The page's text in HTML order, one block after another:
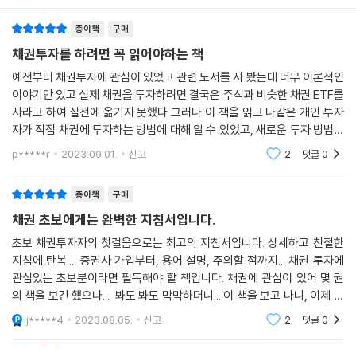
② 회사가 주식이 아닌 채권을 발행하는 이유
③ 선순위와 후순위
5 조건부자본증권
① 신종자본증권
② 후순위 코코본드
6 ‘채권 종류’ 표시 내용의 특징
① 상환일이 아닌 중도 매도를 가정한 채권투자
② 잔여 상환일이 많이 남은 채권
③ 주식시장에 상장되어 있지 않은 회사의 채권
④ 신용등급은 좋은데 재무제표가 좋지 않은 채권
⑤ 채권 매수 후 신용등급 또는 가격이 내려간다면?
⑥ 현금 보유의 필요성
한 문제로 인해서 채권에 정리매매가 진행되는 상황이라면 위에 설명한 내
용과는 전혀 다른 판단 기준을 적용해야 할 것이다. 이런 경우에는 회사의
남은 자산에 따라 채권의 액면가 10,000원 중 얼마의 금액을 회수할 수 있
는지(청산가치)를 판단해야 한다. 그 판단에 따라 채권을 계속 보유할지,
현재 정리매매되는 시장가격에 채권을 매도할지를 결정한다.
--- p.201
Q6 포프리라이프 님은 채권투자 시 이자뿐만 아니라 중도 매매에 따른 수
A 저는 기본적으로 확정수익률을 기준으로 한 상환일까지의 투자를 상정
하고 채권투자를 진행하고 있습니다. 상환일까지 해당 채권을 무조건 보유
한다는 생각으로 몇 개의 후보를 선택하여 그중에서 확정수익률이 마음에
들면 투자하고, 확정수익률이 마음에 들지 않는다면 투자자금을 그냥 현금
으로 가지고 있거나 아예 다른 투자 수단으로 눈을 돌리고 있다는 뜻입니
다. 이와 같은 방법이 가장 기본적이고 가장 안전한 채권투자 방법입니다.
물론 예외도 있습니다. 상환일까지 보유할 생각으로 투자하지만, 투자했던
채권 대부분이 중도에 가격이 더 많이 올라갔습니다. 이에 따라서 확정수
매도 및 매수할 수도 있지만 예금, 적금처럼 상환일까지 가져가기만 하면
원금은 보장받는 시스템이다. 즉 회사가 망하지 않는 한 원금과 더불어 채
권 이자를 주기적으로 받을 수 있다. 예금, 적금보다 높은 금리로 말이다.
이것이 저자가 말하는 안전하게 높은 수익률을 누릴 수 있는 투자법이다.
개인투자자로서 산전수전을 겪었기에 노하우를 곁들인 개인투자자에 맞
춘 투자법을 소개해 준다는 게 이 책의 특징이다. 채권을 매수할 때 무엇을
계산기는 어떻게 사용하는지 등을 차근차근 쉽게 설명해 준다. 이 책에 고
급자 과정에 맞는 이론은 나오지 않는다. 오직 초보 투자자를 위해 쓰였기
때문이다.
‘한 달 생활비를 채권 이자로 창출할 수만 있다면’이란 생각에 뛰어든 저자
는 현재 한 달 생활비는 물론이고 충분한 여유 자금을 채권 이자를 통해 만
들어 내고 있다. 생긴 여유 자금은 다시금 채권에 투자하는 방식으로 복리
효과도 누리고 있다. (이 과정은 부록에 상세히 실려 있다.) 채권에 투자하
종이책 구매
채권투자를 하려면 꼭 읽어야하는 책
예전부터 채권투자에 관심이 있었고 관련 도서를 사 봤는데 너무 이론적인
이야기만 있고 실제 채권을 투자하려면 결국은 주식과 비슷한 채권 ETF를
사라고 하여 실전에 옮기지 못했다 그러나 이 책을 읽고 나같은 개인 투자
자가 직접 채권에 투자하는 방법에 대해 알 수 있었고, 새로운 투자 방법에
눈뜨게 될 수 있었다. 개별 채권을 투자하고픈 개인 투자자라면 꼭 읽어볼
것을
p*****r 2023.09.01. 신고 2 댓글0
종이책 구매
채권 초보에게는 완벽한 지침서입니다.
초보 채권투자자의 첫걸음으로는 최고의 지침서입니다. 상세하고 친절한
지침에 탄복... 증권사 가입부터, 용어 설명, 주의할 점까지... 채권 투자에
관심있는 초보분이라면 필독해야 할 책입니다. 채권에 관심이 있어 몇 권
의 책을 보긴 했으나... 봐도 봐도 막막하더니... 이 책을 보고 나니, 이제 시
도해 봐도 되겠다는 용기가 생기는군요. ^^
j*****4 2023.08.05. 신고 2 댓글0